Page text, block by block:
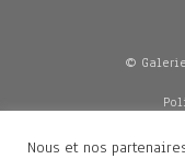
©
Nous et nos